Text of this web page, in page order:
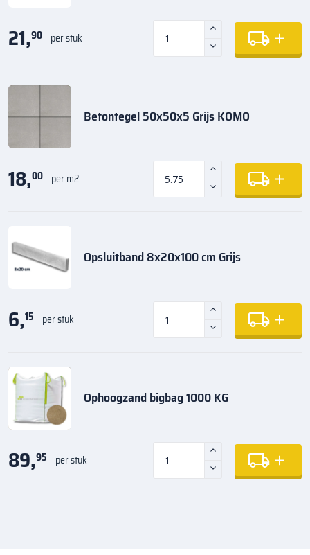
21,90 per stuk
Betontegel 50x50x5 Grijs KOMO
18,00 per m2
Opsluitband 8x20x100 cm Grijs
6,15 per stuk
Ophoogzand bigbag 1000 KG
89,95 per stuk